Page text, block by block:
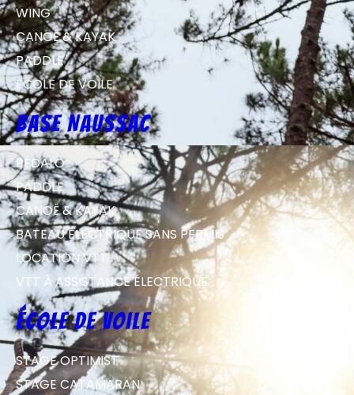
WING
CANOË & KAYAK
PADDLE
ECOLE DE VOILE
Base Naussac
PÉDALO
PADDLE
CANOË & KAYAK
BATEAU ÉLECTRIQUE SANS PERMIS
LOCATION VTT
VTT À ASSISTANCE ÉLECTRIQUE
école de voile
STAGE OPTIMIST
STAGE CATAMARAN